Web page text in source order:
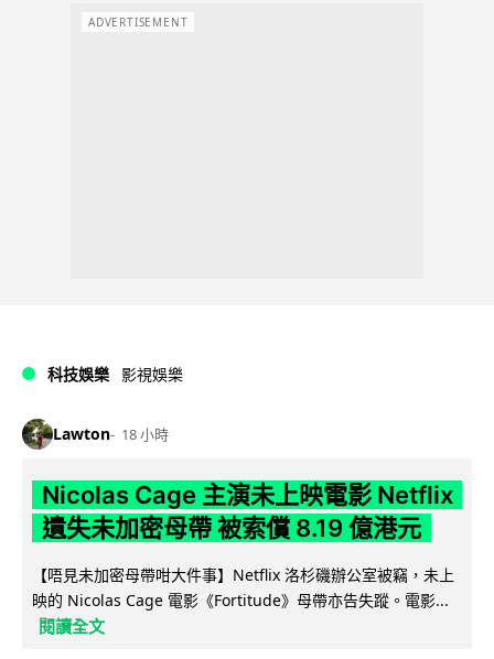
ADVERTISEMENT
科技娛樂 影視娛樂
Lawton 18 小時
Nicolas Cage 主演未上映電影 Netflix
遺失未加密母帶 被索償 8.19 億港元
【唔見未加密母帶咁大件事】Netflix 洛杉磯辦公室被竊，未上
映的 Nicolas Cage 電影《Fortitude》母帶亦告失蹤。電影...
閱讀全文